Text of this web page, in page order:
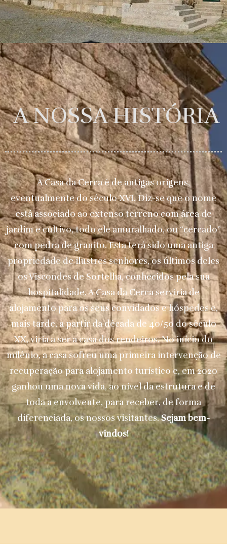
A NOSSA HISTÓRIA
A Casa da Cerca é de antigas origens,
eventualmente do século XVI. Diz-se que o nome
está associado ao extenso terreno com área de
jardim e cultivo, todo ele amuralhado, ou “cercado”
com pedra de granito. Esta terá sido uma antiga
propriedade de ilustres senhores, os últimos deles
os Viscondes de Sortelha, conhecidos pela sua
hospitalidade. A Casa da Cerca serviria de
alojamento para os seus convidados e hóspedes e,
mais tarde, a partir da década de 40/50 do século
XX, viria a ser a casa dos rendeiros. No início do
milénio, a casa sofreu uma primeira intervenção de
recuperação para alojamento turístico e, em 2020
ganhou uma nova vida, ao nível da estrutura e de
toda a envolvente, para receber, de forma
diferenciada, os nossos visitantes.Sejam bem-
vindos!